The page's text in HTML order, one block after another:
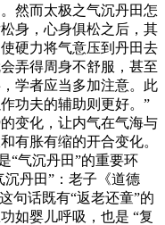
然而太极之气沉丹田怎
身，心身俱松之后，其
硬力将气意压到丹田去
弄得周身不舒服，甚至
学者应当多加注意。此
功夫的辅助则更好。”
变化，让内气在气海与
有胀有缩的开合变化。
“气沉丹田”的重要环
沉丹田”：老子《道德
句话既有“返老还童”的
如婴儿呼吸，也是 “复